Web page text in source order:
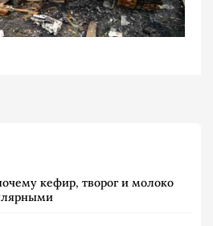
кефир, творог и молоко